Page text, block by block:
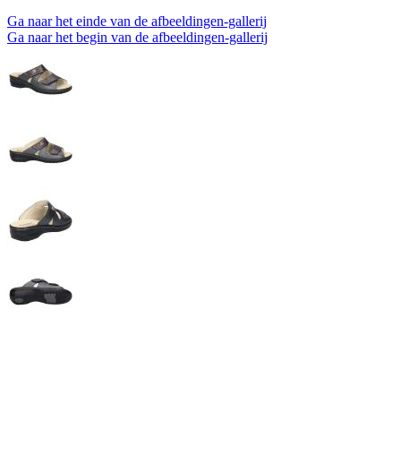
Ga naar het einde van de afbeeldingen-gallerij
Ga naar het begin van de afbeeldingen-gallerij